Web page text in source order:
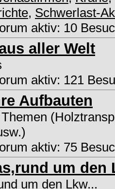
, Schwerlast-
aktiv: 10
aller Welt
aktiv: 121
Aufbauten
aktiv: 75
um den
um den Lkw...